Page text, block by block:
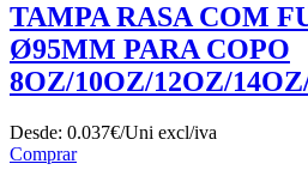
TAMPA RASA COM
Ø95MM PARA COPO
8OZ/10OZ/12OZ/
Desde: 0.037€/Uni excl/iva
Comprar